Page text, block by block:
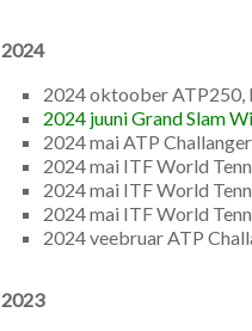
2024
2024 oktoober ATP250,
2024 juuni Grand Slam
2024 mai ATP
2024 mai ITF World
2024 mai ITF World
2024 mai ITF World
2024 veebruar ATP
2023